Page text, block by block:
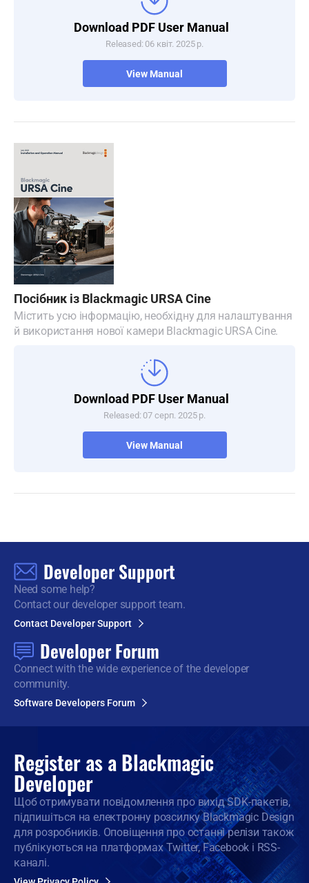
Download PDF User Manual
Released: 06 квіт. 2025 р.
View Manual
Посібник із Blackmagic URSA Cine
Містить усю інформацію, необхідну для налаштування
й використання нової камери Blackmagic URSA Cine.
Download PDF User Manual
Released: 07 серп. 2025 р.
View Manual
Developer Support
Need some help?
Contact our developer support team.
Contact Developer Support
Developer Forum
Connect with the wideexperience of the developer
community.
Software Developers Forum
Register as aBlackmagic
Developer
Щоб отримувати повідомлення про вихід SDK-пакетів,
підпишіться на електронну розсилку Blackmagic Design
для розробників. Оповіщення про останні релізи також
публікуються на платформах Twitter, Facebook і RSS-
каналі.